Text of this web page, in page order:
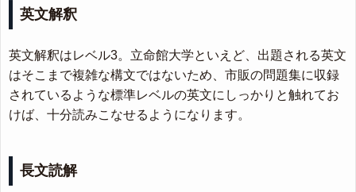
英文解釈
英文解釈はレベル3。立命館大学といえど、出題される英文
はそこまで複雑な構文ではないため、市販の問題集に収録
されているような標準レベルの英文にしっかりと触れてお
けば、十分読みこなせるようになります。
長文読解